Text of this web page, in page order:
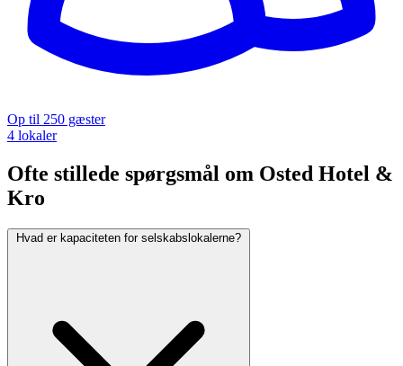
Op til 250 gæster
4 lokaler
Ofte stillede spørgsmål om Osted Hotel &
Kro
Hvad er kapaciteten for selskabslokalerne?